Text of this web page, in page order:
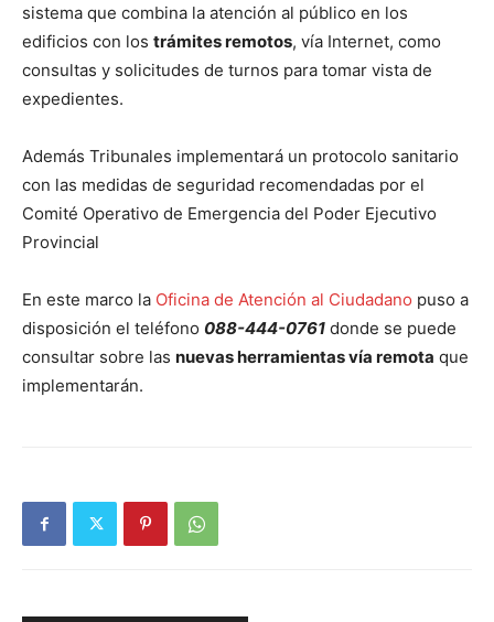
sistema que combina la atención al público en los
edificios con los trámites remotos, vía Internet, como
consultas y solicitudes de turnos para tomar vista de
expedientes.
Además Tribunales implementará un protocolo sanitario
con las medidas de seguridad recomendadas por el
Comité Operativo de Emergencia del Poder Ejecutivo
Provincial
En este marco la Oficina de Atención al Ciudadano puso a
disposición el teléfono 088-444-0761 donde se puede
consultar sobre las nuevas herramientas vía remota que
implementarán.